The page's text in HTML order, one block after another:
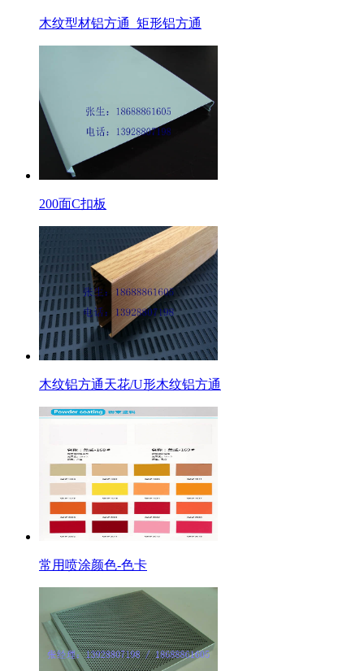
木纹型材铝方通_矩形铝方通
200面C扣板
木纹铝方通天花/U形木纹铝方通
常用喷涂颜色-色卡